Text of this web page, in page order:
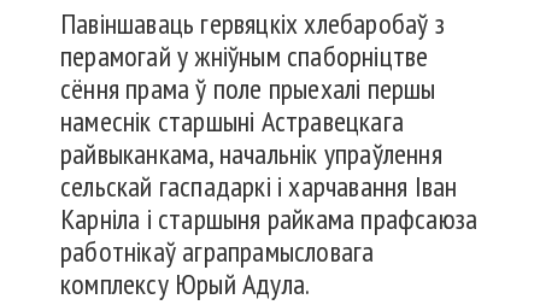
Павіншаваць гервяцкіх хлебаробаў з
перамогай у жніўным спаборніцтве
сёння прама ў поле прыехалі першы
намеснік старшыні Астравецкага
райвыканкама, начальнік упраўлення
сельскай гаспадаркі і харчавання Іван
Карніла і старшыня райкама прафсаюза
работнікаў аграпрамысловага
комплексу Юрый Адула.